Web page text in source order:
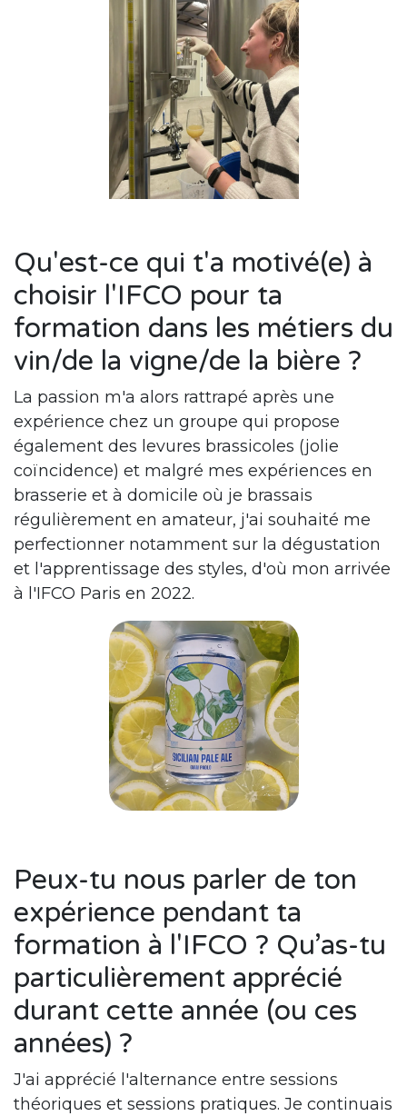
Qu'est-ce qui t'a motivé(e) à
choisir l'IFCO pour ta
formation dans les métiers du
vin/de la vigne/de la bière ?
La passion m'a alors rattrapé après une
expérience chez un groupe qui propose
également des levures brassicoles (jolie
coïncidence) et malgré mes expériences en
brasserie et à domicile où je brassais
régulièrement en amateur, j'ai souhaité me
perfectionner notamment sur la dégustation
et l'apprentissage des styles, d'où mon arrivée
à l'IFCO Paris en 2022.
Peux-tu nous parler de ton
expérience pendant ta
formation à l'IFCO ? Qu’as-tu
particulièrement apprécié
durant cette année (ou ces
années) ?
J'ai apprécié l'alternance entre sessions
théoriques et sessions pratiques. Je continuais